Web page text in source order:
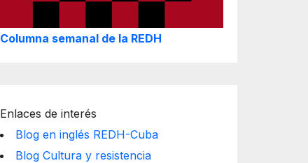
Columna semanal de la REDH
Enlaces de interés
Blog en inglés REDH-Cuba
Blog Cultura y resistencia